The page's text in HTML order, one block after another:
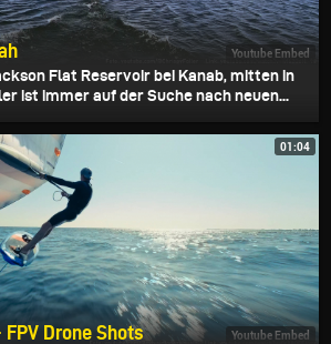
Youtube Embed
Flat Reservoir bei Kanab, mitten in
ist immer auf der Suche nach neuen...
01:04
Youtube Embed
Drone Shots